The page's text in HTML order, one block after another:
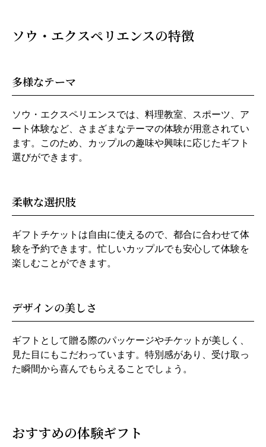
ソウ・エクスペリエンスの特徴
多様なテーマ
ソウ・エクスペリエンスでは、料理教室、スポーツ、ア
ート体験など、さまざまなテーマの体験が用意されてい
ます。このため、カップルの趣味や興味に応じたギフト
選びができます。
柔軟な選択肢
ギフトチケットは自由に使えるので、都合に合わせて体
験を予約できます。忙しいカップルでも安心して体験を
楽しむことができます。
デザインの美しさ
ギフトとして贈る際のパッケージやチケットが美しく、
見た目にもこだわっています。特別感があり、受け取っ
た瞬間から喜んでもらえることでしょう。
おすすめの体験ギフト